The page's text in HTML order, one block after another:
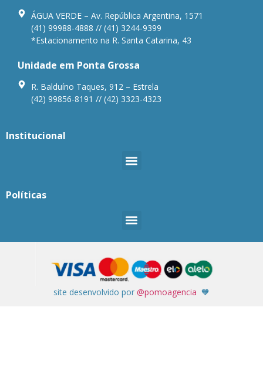
ÁGUA VERDE – Av. República Argentina, 1571
(41) 99988-4888 // (41) 3244-9399
*Estacionamento na R. Santa Catarina, 43
Unidade em Ponta Grossa
R. Balduíno Taques, 912 – Estrela
(42) 99856-8191 // (42) 3323-4323
Institucional
Políticas
site desenvolvido por @pomoagencia 🧡